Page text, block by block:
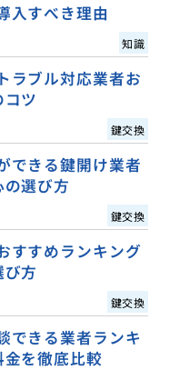
入すべき理由
知識
ラブル対応業者お
ツ
鍵交換
できる鍵開け業者
選び方
鍵交換
すすめランキング
方
鍵交換
できる業者ランキ
を徹底比較